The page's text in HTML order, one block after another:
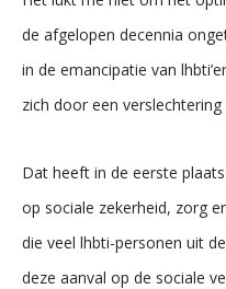
de afgelopen decennia
in de emancipatie van
zich door een
Dat heeft in de eerste
op sociale zekerheid, zorg
die veel lhbti-personen uit
deze aanval op de sociale